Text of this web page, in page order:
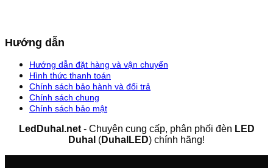
Hướng dẫn
Hướng dẫn đặt hàng và vận chuyển
Hình thức thanh toán
Chính sách bảo hành và đổi trả
Chính sách chung
Chính sách bảo mật
LedDuhal.net- Chuyên cung cấp, phân phối đèn LED
Duhal (DuhalLED) chính hãng!